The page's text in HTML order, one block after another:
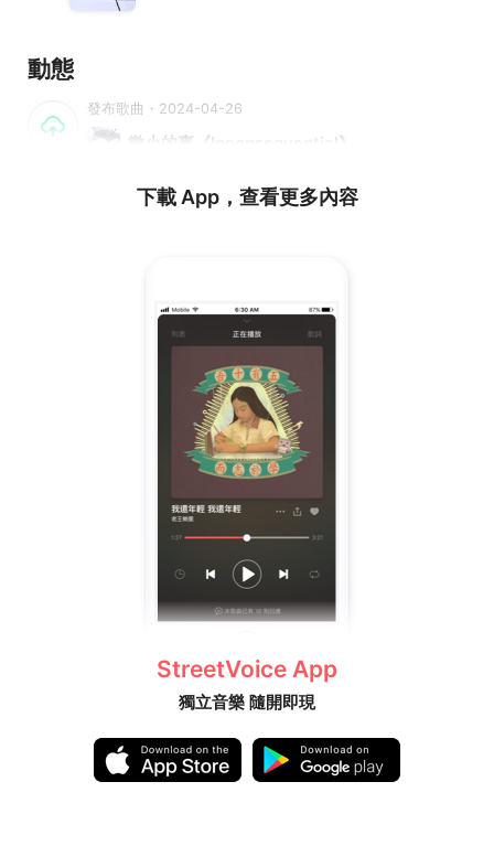
bum%3A0dFOeZiSboABd63o1jMmvf
動態
發布歌曲・2024-04-26
微小的事《Inconsequential》
下載 App，查看更多內容
StreetVoice App
獨立音樂 隨開即現